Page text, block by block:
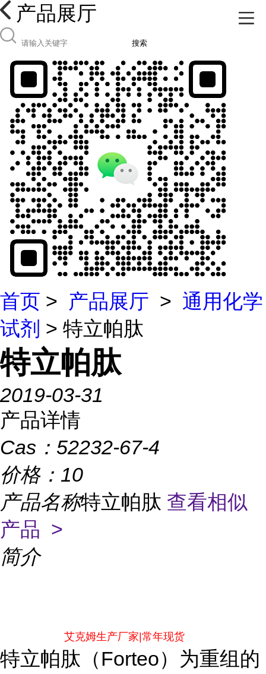
产品展厅
搜索
首页 > 产品展厅 > 通用化学
试剂 > 特立帕肽
特立帕肽
2019-03-31
产品详情
Cas： 52232-67-4
价格： 10
产品名称特立帕肽 查看相似
产品 >
简介
艾克姆生产厂家|常年现货
特立帕肽（Forteo）为重组的